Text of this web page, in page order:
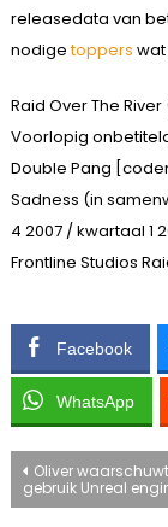
releasedata van
nodigetoppers
Raid Over The
Voorlopig
Double Pang
Sadness (in
4 2007 / kwartaal 1
Frontline Studios
Facebook
WhatsApp
Bericht
Oliver
gebruik Unreal